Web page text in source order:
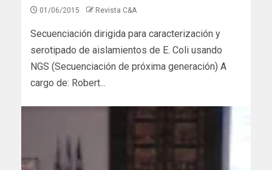
01/06/2015 Revista C&A
Secuenciación dirigida para caracterización y
serotipado de aislamientos de E. Coli usando
NGS (Secuenciación de próxima generación) A
cargo de: Robert...